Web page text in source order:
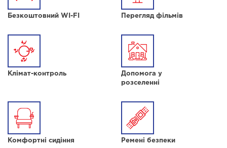
Безкоштовний WI-FI Перегляд фільмів
Клімат-контроль
Допомога у
розселенні
Комфортні сидіння Ремені безпеки